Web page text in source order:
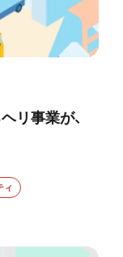
リ事業が、
ィ